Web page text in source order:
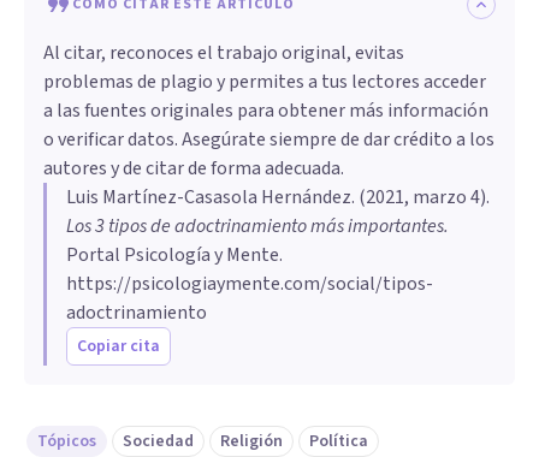
Al citar, reconoces el trabajo original, evitas
problemas de plagio y permites a tus lectores acceder
a las fuentes originales para obtener más información
o verificar datos. Asegúrate siempre de dar crédito a los
autores y de citar de forma adecuada.
Luis Martínez-Casasola Hernández. (2021, marzo 4).
Los 3 tipos de adoctrinamiento más importantes.
Portal Psicología y Mente.
https://psicologiaymente.com/social/tipos-
adoctrinamiento
Copiar cita
Tópicos Sociedad Religión Política